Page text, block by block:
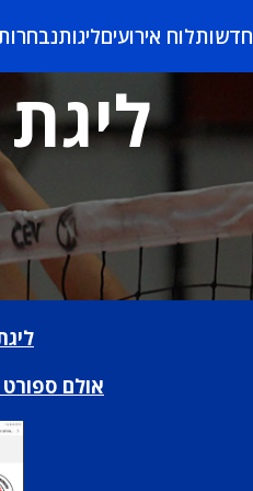
חדשותלוח אירועיםליגות
אולם